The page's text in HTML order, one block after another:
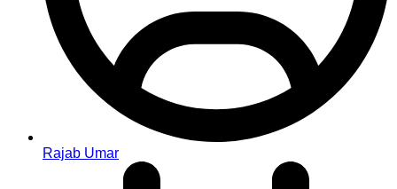
Rajab Umar